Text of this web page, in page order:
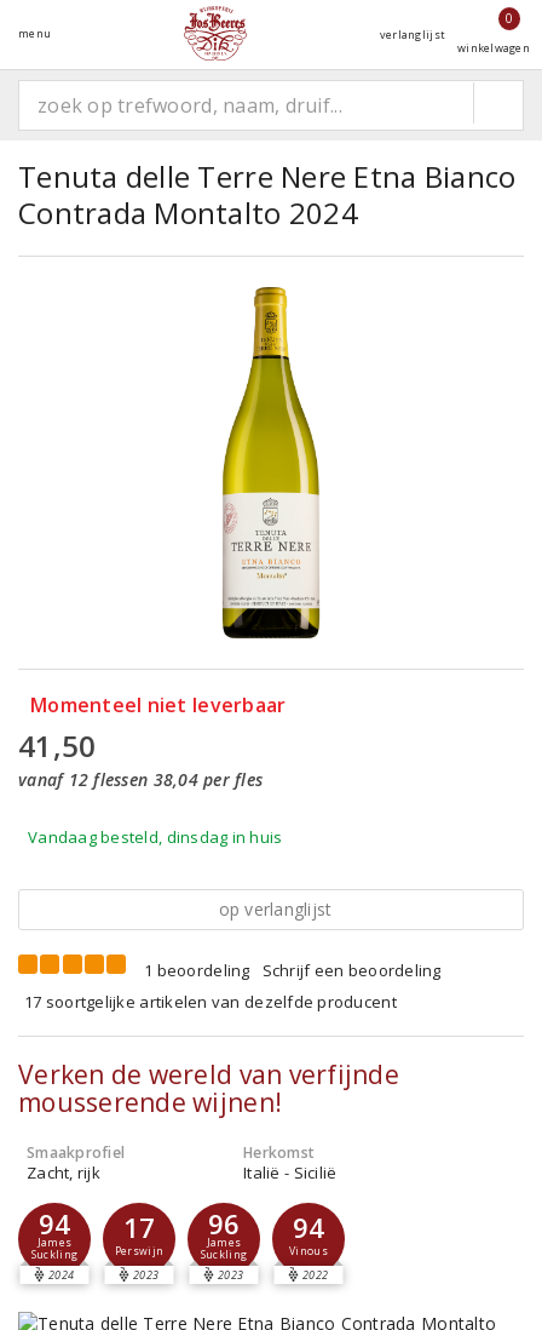
menu verlanglijst
0
winkelwagen
Tenuta delle Terre Nere Etna Bianco
Contrada Montalto 2024
Momenteel niet leverbaar
41,50
vanaf 12 flessen 38,04 per fles
Vandaag besteld, dinsdag in huis
op verlanglijst
1 beoordeling
Schrijf een beoordeling
17 soortgelijke artikelen van dezelfde producent
Verken de wereld van verfijnde
mousserende wijnen!
Smaakprofiel
Zacht, rijk
Herkomst
Italië - Sicilië
94
James
Suckling
2024
17
Perswijn
2023
96
James
Suckling
2023
94
Vinous
2022